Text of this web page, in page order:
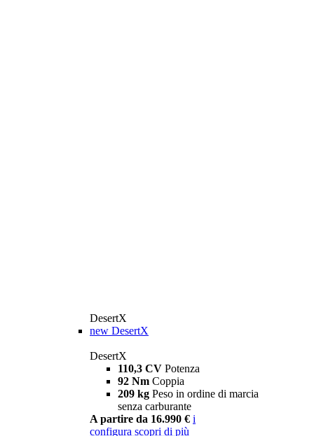
DesertX
new DesertX
DesertX
110,3 CV Potenza
92 Nm Coppia
209 kg Peso in ordine di marcia
senza carburante
A partire da 16.990 € i
configura scopri di più